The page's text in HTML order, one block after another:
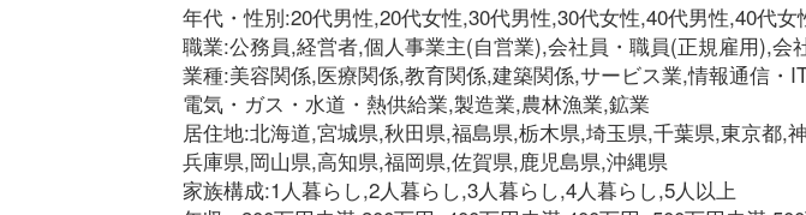
年代・性別:20代男性,20代女性,30代男性,30代女性,40代男性,40代
職業:公務員,経営者,個人事業主(自営業),会社員・職員(正規雇用),
業種:美容関係,医療関係,教育関係,建築関係,サービス業,情報通信
電気・ガス・水道・熱供給業,製造業,農林漁業,鉱業
居住地:北海道,宮城県,秋田県,福島県,栃木県,埼玉県,千葉県,東京都
兵庫県,岡山県,高知県,福岡県,佐賀県,鹿児島県,沖縄県
家族構成:1人暮らし,2人暮らし,3人暮らし,4人暮らし,5人以上